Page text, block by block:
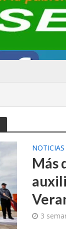
NOTICIAS
Más
3